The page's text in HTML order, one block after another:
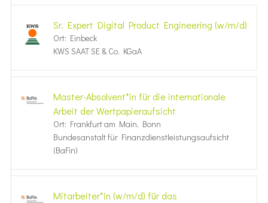
Sr. Expert Digital Product Engineering (w/m/d)
Ort: Einbeck
KWS SAAT SE & Co. KGaA
Master-Absolvent*in für die internationale
Arbeit der Wertpapieraufsicht
Ort: Frankfurt am Main, Bonn
Bundesanstalt für Finanzdienstleistungsaufsicht
(BaFin)
Mitarbeiter*in (w/m/d) für das